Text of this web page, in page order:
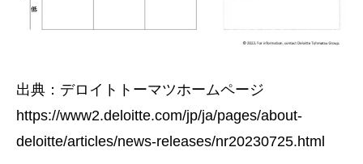
出典：デロイトトーマツホームページ
https://www2.deloitte.com/jp/ja/pages/about-
deloitte/articles/news-releases/nr20230725.html